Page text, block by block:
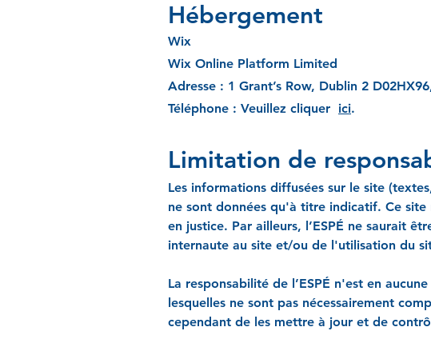
Hébergement
Wix
Wix Online Platform Limited
Adresse : 1 Grant’s Row, Dublin 2
Téléphone : Veuillez cliquer ici.
Limitation de
Les informations diffusées sur le site
ne sont données qu'à titre indicatif. Ce
en justice. Par ailleurs, l’ESPÉ ne saurait
internaute au site et/ou de l'utilisation du
La responsabilité de l’ESPÉ n'est en
lesquelles ne sont pas nécessairement
cependant de les mettre à jour et de